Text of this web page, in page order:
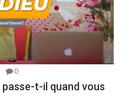
0
passe-t-il quand vous